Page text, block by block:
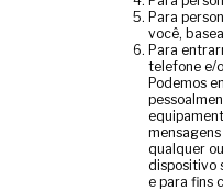
Para
você,
Para
telefone e/
Podemos
qualquer
dispositivo
e para fins